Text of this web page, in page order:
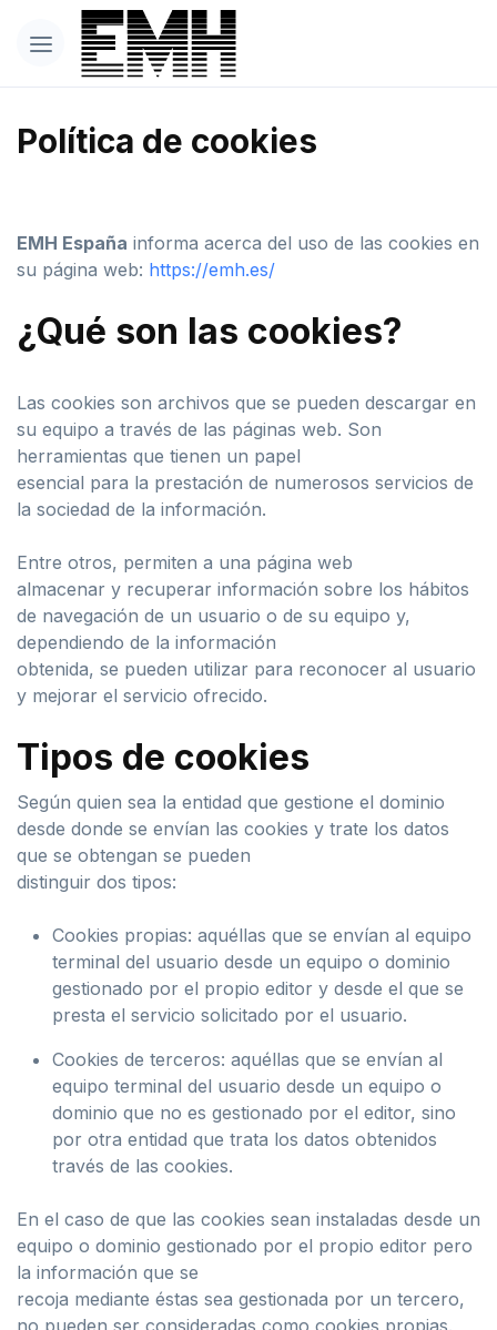
Política de cookies
EMH España informa acerca del uso de las cookies en
su página web: https://emh.es/
¿Qué son las cookies?
Las cookies son archivos que se pueden descargar en
su equipo a través de las páginas web. Son
herramientas que tienen un papel
esencial para la prestación de numerosos servicios de
la sociedad de la información.
Entre otros, permiten a una página web
almacenar y recuperar información sobre los hábitos
de navegación de un usuario o de su equipo y,
dependiendo de la información
obtenida, se pueden utilizar para reconocer al usuario
y mejorar el servicio ofrecido.
Tipos de cookies
Según quien sea la entidad que gestione el dominio
desde donde se envían las cookies y trate los datos
que se obtengan se pueden
distinguir dos tipos:
Cookies propias: aquéllas que se envían al equipo
terminal del usuario desde un equipo o dominio
gestionado por el propio editor y desde el que se
presta el servicio solicitado por el usuario.
Cookies de terceros: aquéllas que se envían al
equipo terminal del usuario desde un equipo o
dominio que no es gestionado por el editor, sino
por otra entidad que trata los datos obtenidos
través de las cookies.
En el caso de que las cookies sean instaladas desde un
equipo o dominio gestionado por el propio editor pero
la información que se
recoja mediante éstas sea gestionada por un tercero,
no pueden ser consideradas como cookies propias.